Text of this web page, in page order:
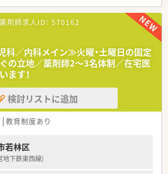
人物像について】
発生に伴う定期的な増員募集であり、地元で
躍いただける方を積極的に募集しています。
調和を保ちながら誠実に業務へ取り組める、
ーションが取れる方を高く評価しています。
も人物重視の採用を行っており、会社の方針を
行動できる柔軟な人材を求めています。
】
社を置く東証上場グループの総合商社が母
店舗以上の薬局を展開する安定企業です。
と抜群の経営基盤を兼ね備えています。
の運営、プロ球団のスポンサーを務めるなど、
非常に力を入れている優良企業です。
薬剤師求人ID： 570162
科／内科メイン≫火曜・土曜日の固定
の立地／薬剤師2～3名体制／在宅医
ます！
検討リストに追加
教育制度あり
若林区
地下鉄東西線)